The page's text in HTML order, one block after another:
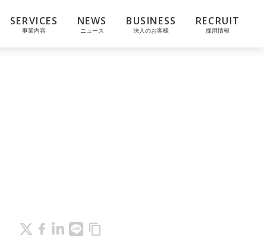
SERVICES
事業内容
NEWS
ニュース
BUSINESS
法人のお客様
RECRUIT
採用情報
content_copy